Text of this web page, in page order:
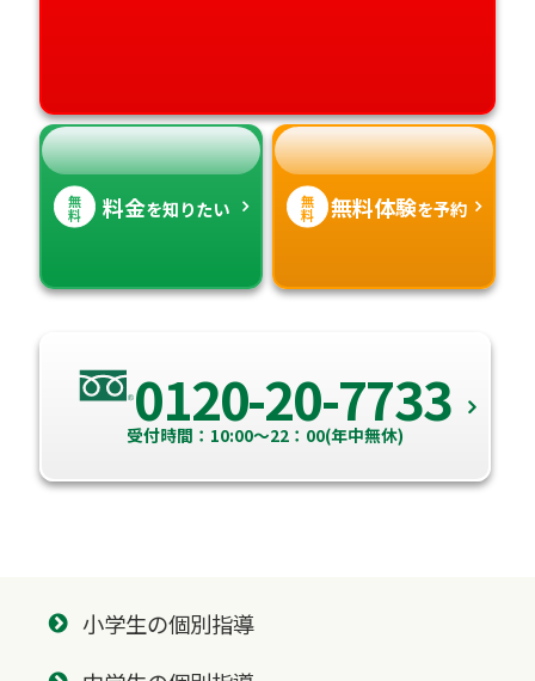
高知県
沖縄県
無
料 料金を知りたい 無
料 無料体験を予約
0120-20-7733
受付時間：10:00～22：00(年中無休)
小学生の個別指導